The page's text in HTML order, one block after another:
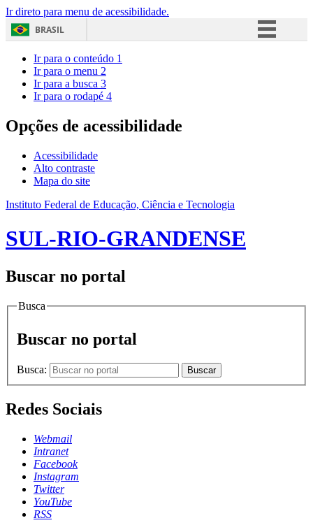
Ir direto para menu de acessibilidade.
BRASIL
Acesso à informação
Ir para o conteúdo 1
Ir para o menu 2
Ir para a busca 3
Ir para o rodapé 4
Opções de acessibilidade
Acessibilidade
Alto contraste
Mapa do site
Instituto Federal de Educação, Ciência e Tecnologia
SUL-RIO-GRANDENSE
Buscar no portal
Busca
Buscar no portal
Busca: Buscar
Redes Sociais
Webmail
Intranet
Facebook
Instagram
Twitter
YouTube
RSS